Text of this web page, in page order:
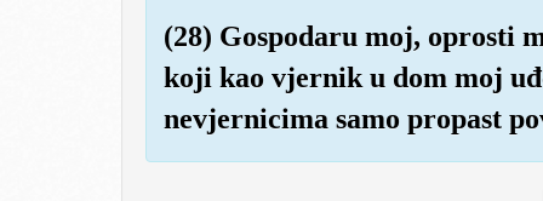
(28) Gospodaru moj, oprosti
koji kao vjernik u dom moj
nevjernicima samo propast